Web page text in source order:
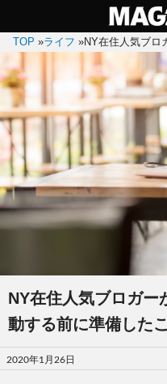
TOP »ライフ »NY在住人気ブロ
NY在住人気ブロガー
動する前に準備した
投
稿
2020年1月26日